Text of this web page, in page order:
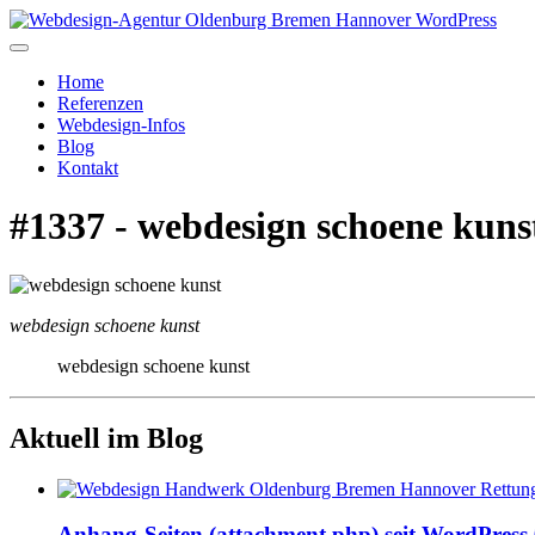
Home
Referenzen
Webdesign-Infos
Blog
Kontakt
#1337 - webdesign schoene
webdesign schoene kunst
webdesign schoene kunst
Aktuell im Blog